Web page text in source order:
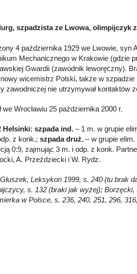
szpadzista ze Lwowa, olimpijczyk
4 października 1929 we Lwowie, syn
Mechanicznego w Krakowie (gdzie
Gwardii (zawodnik leworęczny).
wicemistrz Polski, także w
zawodniczej nie utrzymywał kontaktów
we Wrocławiu 25 października 2000 r.
Helsinki: szpada ind. – 1 m. w grupie
z konk.; szpada druż. – w grupie
0:9, zajmując 3 m. i odp. z konk.
A. Przeździecki i W. Rydz.
Leksykon 1999, s. 240 (tu brak
s. 132 (braki jak wyżej); Borzęcki,
w Polsce, s. 236, 240, 251, 296,